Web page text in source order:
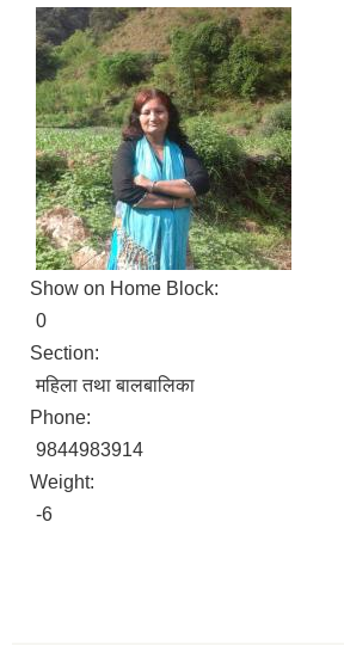
Show on Home Block:
0
Section:
महिला तथा बालबालिका
Phone:
9844983914
Weight:
-6